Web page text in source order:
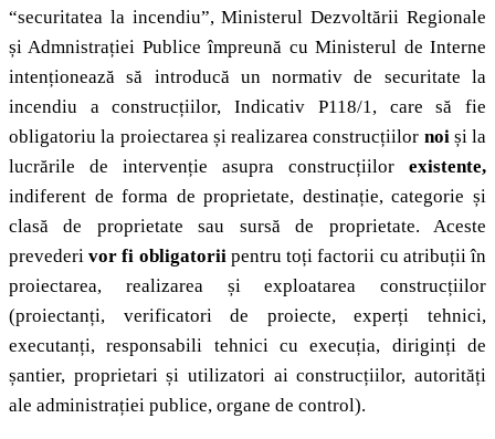
“securitatea la incendiu”, Ministerul Dezvoltării Regionale
și Admnistrației Publice împreună cu Ministerul de Interne
intenționează să introducă un normativ de securitate la
incendiu a construcțiilor, Indicativ P118/1, care să fie
obligatoriu la proiectarea și realizarea construcțiilor noiși la
lucrările de intervenție asupra construcțiilor existente,
indiferent de forma de proprietate, destinație, categorie și
clasă de proprietate sau sursă de proprietate. Aceste
prevederivor fi obligatoriipentru toți factorii cu atribuții în
proiectarea, realizarea și exploatarea construcțiilor
(proiectanți, verificatori de proiecte, experți tehnici,
executanți, responsabili tehnici cu execuția, diriginți de
șantier, proprietari și utilizatori ai construcțiilor, autorități
ale administrației publice, organe de control).